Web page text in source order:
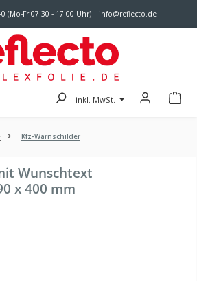
0 (Mo-Fr 07:30 - 17:00 Uhr) | info@reflecto.de
inkl. MwSt.
Kfz-Warnschilder
Wunschtext
x 400 mm